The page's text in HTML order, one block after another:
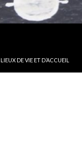
LIEUX DE VIE ET D’ACCUEIL